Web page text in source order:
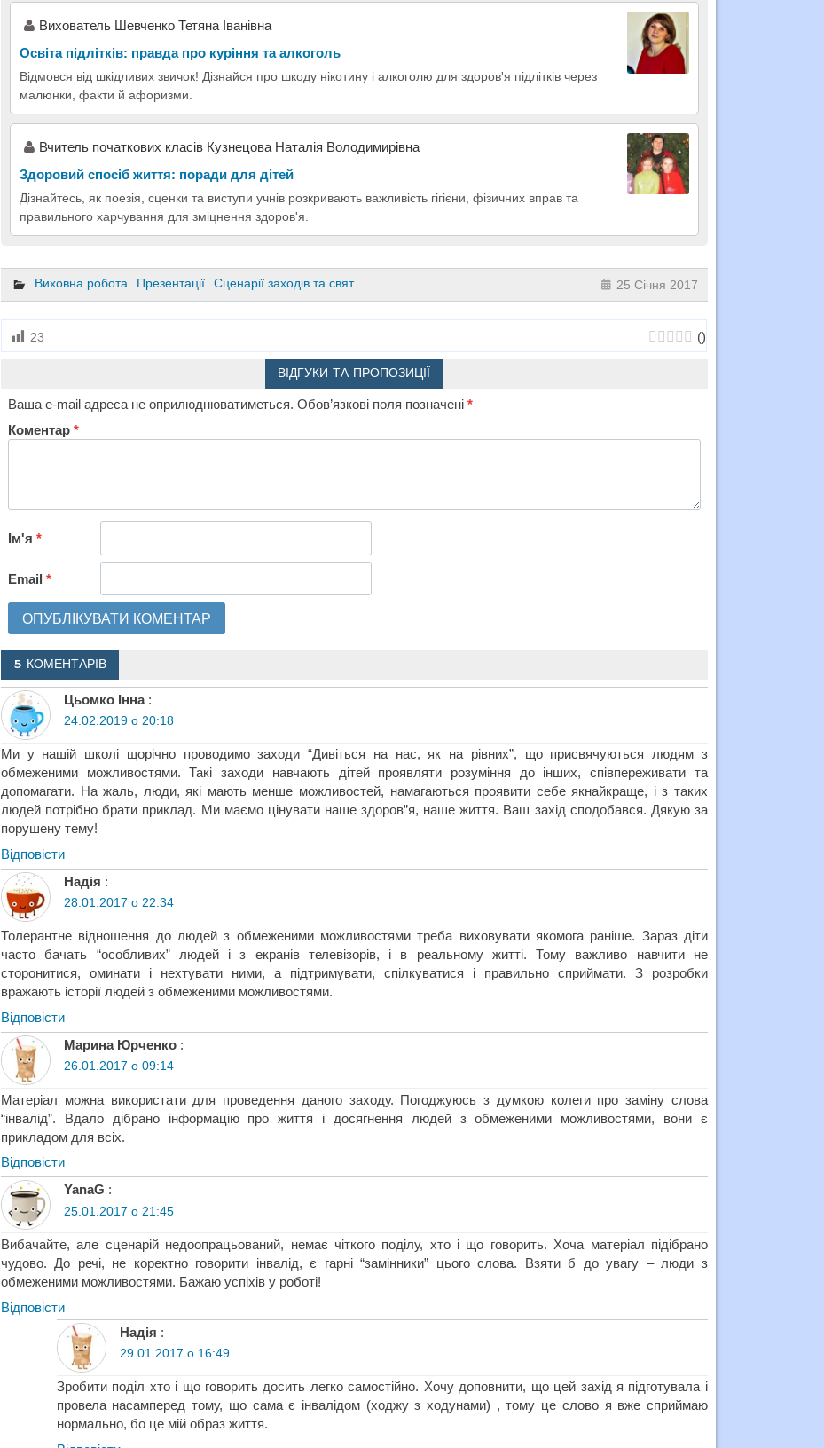
Вихователь Шевченко Тетяна Іванівна
Освіта підлітків: правда про куріння та алкоголь
Відмовся від шкідливих звичок! Дізнайся про шкоду нікотину і алкоголю для здоров'я підлітків через
малюнки, факти й афоризми.
Вчитель початкових класів Кузнецова Наталія Володимирівна
Здоровий спосіб життя: поради для дітей
Дізнайтесь, як поезія, сценки та виступи учнів розкривають важливість гігієни, фізичних вправ та
правильного харчування для зміцнення здоров'я.
Виховна робота Презентації Сценарії заходів та свят 25 Січня 2017
23 ()
ВІДГУКИ ТА ПРОПОЗИЦІЇ
Ваша e-mail адреса не оприлюднюватиметься. Обов’язкові поля позначені *
Коментар *
Ім'я *
Email *
5 КОМЕНТАРІВ
Цьомко Інна :
24.02.2019 о 20:18
Ми у нашій школі щорічно проводимо заходи “Дивіться на нас, як на рівних”, що присвячуються людям з
обмеженими можливостями. Такі заходи навчають дітей проявляти розуміння до інших, співпереживати та
допомагати. На жаль, люди, які мають менше можливостей, намагаються проявити себе якнайкраще, і з таких
людей потрібно брати приклад. Ми маємо цінувати наше здоров”я, наше життя. Ваш захід сподобався. Дякую за
порушену тему!
Відповіcти
Надія :
28.01.2017 о 22:34
Толерантне відношення до людей з обмеженими можливостями треба виховувати якомога раніше. Зараз діти
часто бачать “особливих” людей і з екранів телевізорів, і в реальному житті. Тому важливо навчити не
сторонитися, оминати і нехтувати ними, а підтримувати, спілкуватися і правильно сприймати. З розробки
вражають історії людей з обмеженими можливостями.
Відповіcти
Марина Юрченко :
26.01.2017 о 09:14
Матеріал можна використати для проведення даного заходу. Погоджуюсь з думкою колеги про заміну слова
“інвалід”. Вдало дібрано інформацію про життя і досягнення людей з обмеженими можливостями, вони є
прикладом для всіх.
Відповіcти
YanaG :
25.01.2017 о 21:45
Вибачайте, але сценарій недоопрацьований, немає чіткого поділу, хто і що говорить. Хоча матеріал підібрано
чудово. До речі, не коректно говорити інвалід, є гарні “замінники” цього слова. Взяти б до увагу – люди з
обмеженими можливостями. Бажаю успіхів у роботі!
Відповіcти
Надія :
29.01.2017 о 16:49
Зробити поділ хто і що говорить досить легко самостійно. Хочу доповнити, що цей захід я підготувала і
провела насамперед тому, що сама є інвалідом (ходжу з ходунами) , тому це слово я вже сприймаю
нормально, бо це мій образ життя.